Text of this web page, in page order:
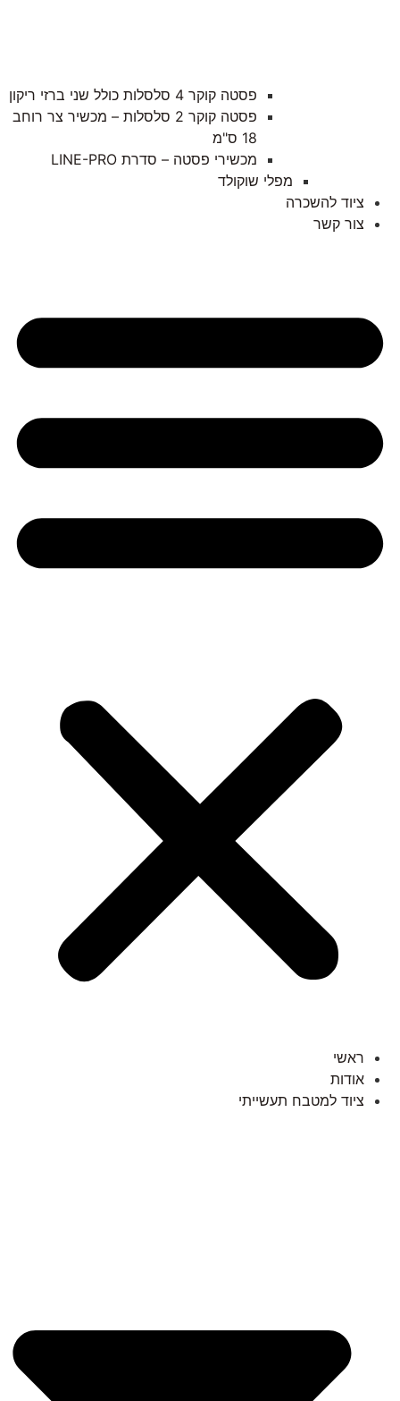
פסטה קוקר 4 סלסלות כולל שני ברזי ריקון
פסטה קוקר 2 סלסלות – מכשיר צר רוחב
18 ס"מ
מכשירי פסטה – סדרת LINE-PRO
מפלי שוקולד
ציוד להשכרה
צור קשר
ראשי
אודות
ציוד למטבח תעשייתי